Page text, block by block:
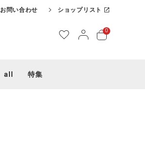
お問い合わせ ショップリスト
0
all 特集